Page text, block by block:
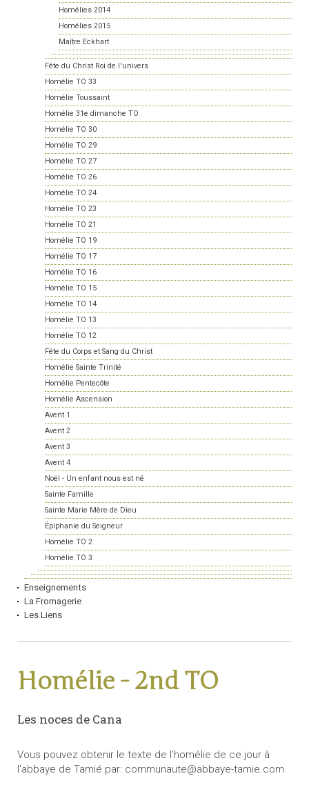
Homélies 2014
Homélies 2015
Maître Eckhart
Fête du Christ Roi de l'univers
Homélie TO 33
Homélie Toussaint
Homélie 31e dimanche TO
Homélie TO 30
Homélie TO 29
Homélie TO 27
Homélie TO 26
Homélie TO 24
Homélie TO 23
Homélie TO 21
Homélie TO 19
Homélie TO 17
Homélie TO 16
Homélie TO 15
Homélie TO 14
Homélie TO 13
Homélie TO 12
Fête du Corps et Sang du Christ
Homélie Sainte Trinité
Homélie Pentecôte
Homélie Ascension
Avent 1
Avent 2
Avent 3
Avent 4
Noël - Un enfant nous est né
Sainte Famille
Sainte Marie Mère de Dieu
Épiphanie du Seigneur
Homélie TO 2
Homélie TO 3
Enseignements
La Fromagerie
Les Liens
Homélie - 2nd TO
Les noces de Cana
Vous pouvez obtenir le texte de l'homélie de ce jour à
l'abbaye de Tamié par: communaute@abbaye-tamie.com